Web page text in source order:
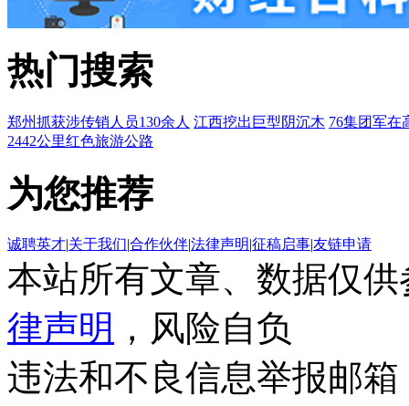
热门搜索
郑州抓获涉传销人员130余人 江西挖出巨型阴沉木 76集团军在
2442公里红色旅游公路
为您推荐
诚聘英才|关于我们|合作伙伴|法律声明|征稿启事|友链申请
本站所有文章、数据仅
律声明 ，风险自负
违法和不良信息举报邮箱